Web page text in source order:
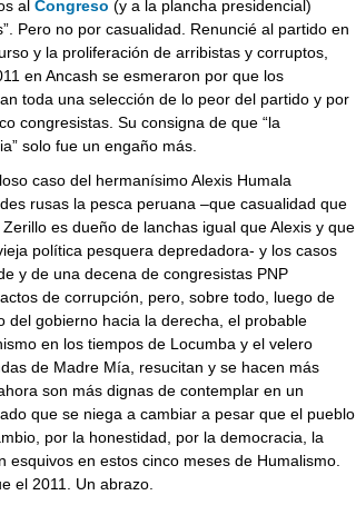
al Congreso (y a la plancha presidencial)
Pero no por casualidad. Renuncié al partido en
y la proliferación de arribistas y corruptos,
en Ancash se esmeraron por que los
toda una selección de lo peor del partido y por
congresistas. Su consigna de que “la
solo fue un engaño más.
caso del hermanísimo Alexis Humala
rusas la pesca peruana –que casualidad que
es dueño de lanchas igual que Alexis y que
política pesquera depredadora- y los casos
y de una decena de congresistas PNP
de corrupción, pero, sobre todo, luego de
del gobierno hacia la derecha, el probable
en los tiempos de Locumba y el velero
de Madre Mía, resucitan y se hacen más
son más dignas de contemplar en un
que se niega a cambiar a pesar que el pueblo
por la honestidad, por la democracia, la
esquivos en estos cinco meses de Humalismo.
el 2011. Un abrazo.